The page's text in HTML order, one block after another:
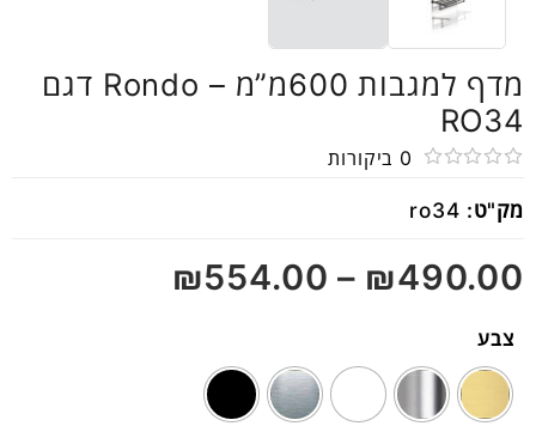
מדף למגבות 600מ”מ – Rondo דגם
RO34
0
5
0 ביקורות
מק"ט: ro34
₪490.00
–
₪554.00
צבע